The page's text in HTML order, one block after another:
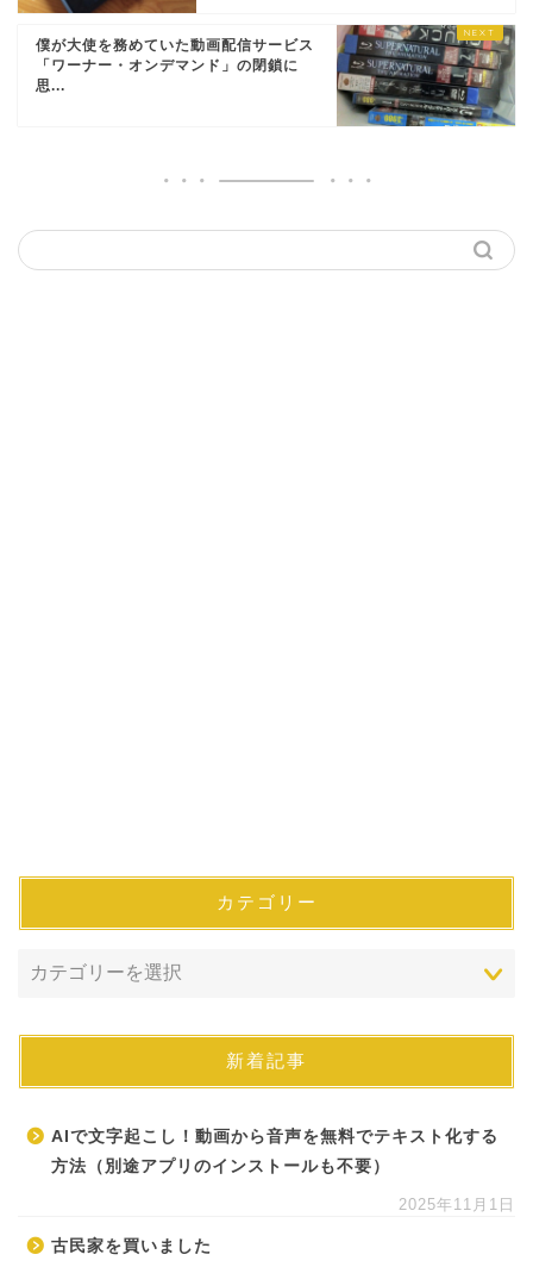
僕が大使を務めていた動画配信サービス
「ワーナー・オンデマンド」の閉鎖に
思...
カテゴリー
新着記事
AIで文字起こし！動画から音声を無料でテキスト化する
方法（別途アプリのインストールも不要）
2025年11月1日
古民家を買いました